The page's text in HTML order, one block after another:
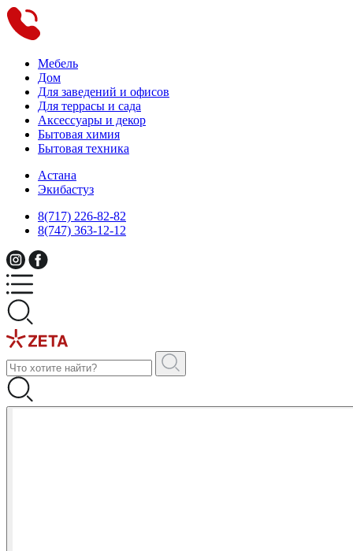
Мебель
Дом
Для заведений и офисов
Для террасы и сада
Аксессуары и декор
Бытовая химия
Бытовая техника
Астана
Экибастуз
8(717) 226-82-82
8(747) 363-12-12